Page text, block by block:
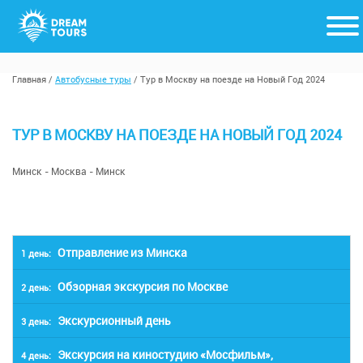
Главная / Автобусные туры / Тур в Москву на поезде на Новый Год 2024
ТУР В МОСКВУ НА ПОЕЗДЕ НА НОВЫЙ ГОД 2024
Минск - Москва - Минск
1 день: Отправление из Минска
Сбор группы на Центральном
(станция Минск-Пассажирский).
2 день: Обзорная экскурсия по Москве
09:37 — прибытие в Москву.
Обзорная экскурсия по столице России
3 день: Экскурсионный день
4 день: Экскурсия на киностудию «Мосфильм»,